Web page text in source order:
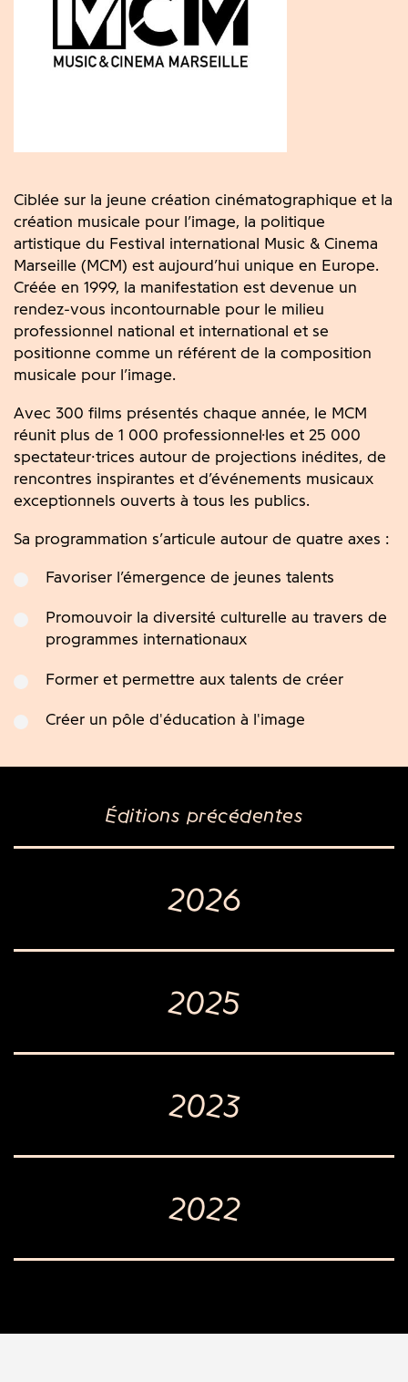
Ciblée sur la jeune création cinématographique et la
création musicale pour l’image, la politique
artistique du Festival international Music & Cinema
Marseille (MCM) est aujourd’hui unique en Europe.
Créée en 1999, la manifestation est devenue un
rendez-vous incontournable pour le milieu
professionnel national et international et se
positionne comme un référent de la composition
musicale pour l’image.
Avec 300 films présentés chaque année, le MCM
réunit plus de 1 000 professionnel·les et 25 000
spectateur·trices autour de projections inédites, de
rencontres inspirantes et d’événements musicaux
exceptionnels ouverts à tous les publics.
Sa programmation s’articule autour de quatre axes :
Favoriser l’émergence de jeunes talents
Promouvoir la diversité culturelle au travers de
programmes internationaux
Former et permettre aux talents de créer
Créer un pôle d'éducation à l'image
Éditions précédentes
2026
2025
2023
2022